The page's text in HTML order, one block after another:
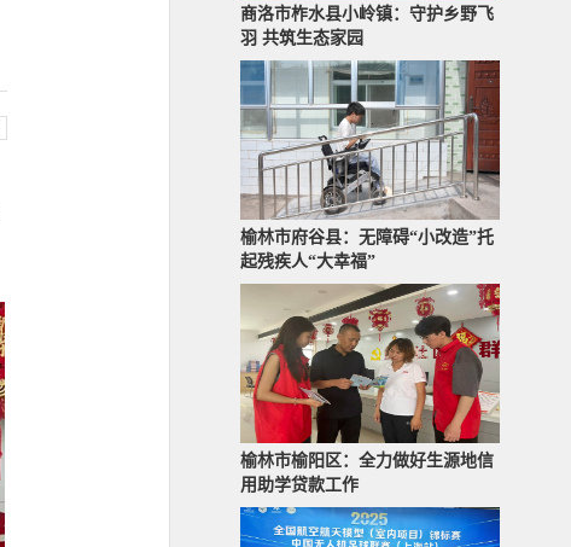
商洛市柞水县小岭镇：守护乡野飞
羽 共筑生态家园
榆林市府谷县：无障碍“小改造”托
起残疾人“大幸福”
榆林市榆阳区：全力做好生源地信
用助学贷款工作